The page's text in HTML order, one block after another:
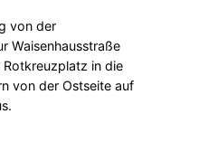
von der
Waisenhausstraße
in die
von der Ostseite auf